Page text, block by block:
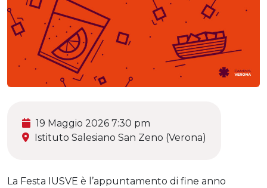
19 Maggio 2026 7:30 pm
Istituto Salesiano San Zeno (Verona)
La Festa IUSVE è l’appuntamento di fine anno